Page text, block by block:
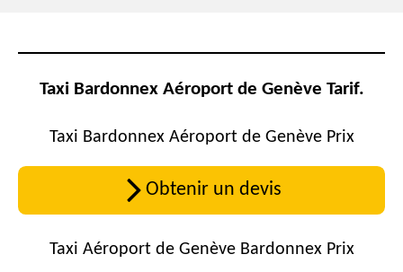
Taxi Bardonnex Aéroport de Genève Tarif.
Taxi Bardonnex Aéroport de Genève Prix
Obtenir un devis
Taxi Aéroport de Genève Bardonnex Prix